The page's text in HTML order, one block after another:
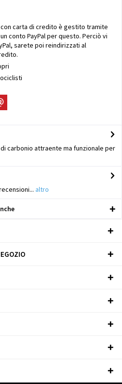
carta di credito è gestito tramite
conto PayPal per questo. Perciò vi
sarete poi reindirizzati al
carbonio attraente ma funzionale per
altro